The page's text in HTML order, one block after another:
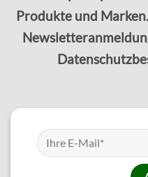
Produkte und